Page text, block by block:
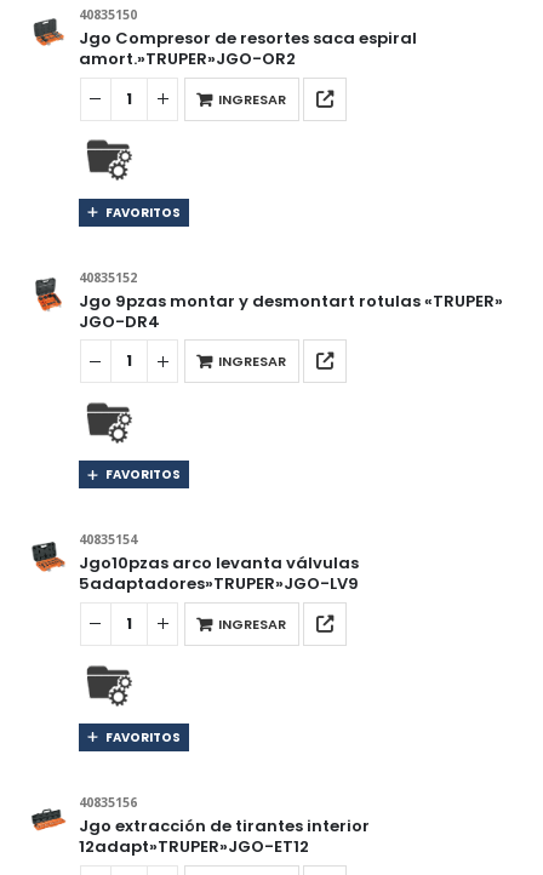
40835150
Jgo Compresor de resortes saca espiral
amort.»TRUPER»JGO-OR2
INGRESAR
FAVORITOS
40835152
Jgo 9pzas montar y desmontart rotulas «TRUPER»
JGO-DR4
INGRESAR
FAVORITOS
40835154
Jgo10pzas arco levanta válvulas
5adaptadores»TRUPER»JGO-LV9
INGRESAR
FAVORITOS
40835156
Jgo extracción de tirantes interior
12adapt»TRUPER»JGO-ET12